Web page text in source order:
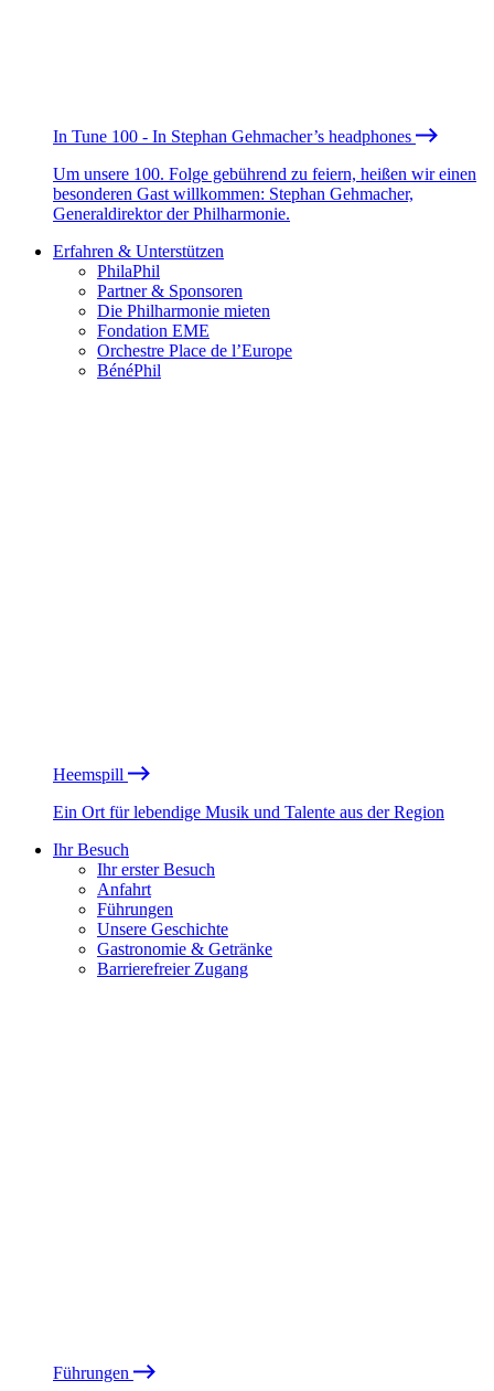
In Tune 100 - In Stephan Gehmacher’s headphones
Um unsere 100. Folge gebührend zu feiern, heißen wir einen
besonderen Gast willkommen: Stephan Gehmacher,
Generaldirektor der Philharmonie.
Erfahren & Unterstützen
PhilaPhil
Partner & Sponsoren
Die Philharmonie mieten
Fondation EME
Orchestre Place de l’Europe
BénéPhil
Heemspill
Ein Ort für lebendige Musik und Talente aus der Region
Ihr Besuch
Ihr erster Besuch
Anfahrt
Führungen
Unsere Geschichte
Gastronomie & Getränke
Barrierefreier Zugang
Führungen